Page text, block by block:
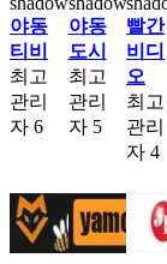
야동
티비
최고
관리
자 6
야동
도시
최고
관리
자 5
빨간
비디
오
최고
관리
자 4